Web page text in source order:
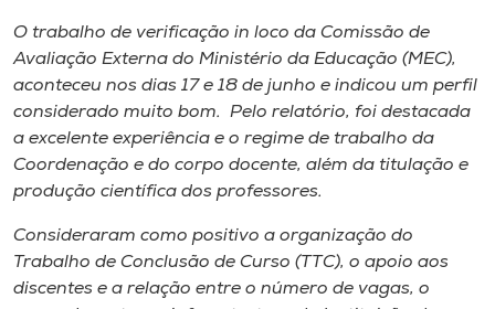
Store
Selecione
o idioma
A+
A-
O trabalho de verificação in loco da Comissão de
Avaliação Externa do Ministério da Educação (MEC),
aconteceu nos dias 17 e 18 de junho e indicou um perfil
considerado muito bom. Pelo relatório, foi destacada
a excelente experiência e o regime de trabalho da
Coordenação e do corpo docente, além da titulação e
produção científica dos professores.
Consideraram como positivo a organização do
Trabalho de Conclusão de Curso (TTC), o apoio aos
discentes e a relação entre o número de vagas, o